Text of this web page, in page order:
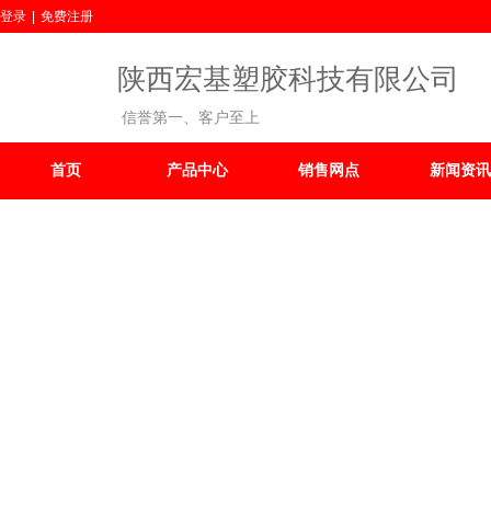
信誉第一、客户至上
陕西宏基塑胶科技有限公司
首页 产品中心 销售网点 新闻资讯
登录 免费注册